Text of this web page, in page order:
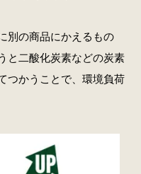
別の商品にかえるもの
と二酸化炭素などの炭素
つかうことで、環境負荷